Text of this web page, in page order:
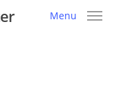
Menu